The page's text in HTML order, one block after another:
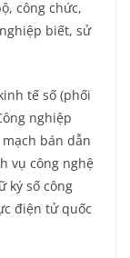
công chức,
biết, sử
tế số (phối
nghiệp
bán dẫn
vụ công nghệ
ký số công
điện tử quốc